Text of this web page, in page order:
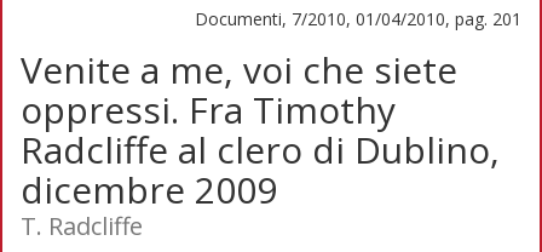
Documenti, 7/2010, 01/04/2010, pag. 201
Venite a me, voi che siete
oppressi. Fra Timothy
Radcliffe al clero di Dublino,
dicembre 2009
T. Radcliffe